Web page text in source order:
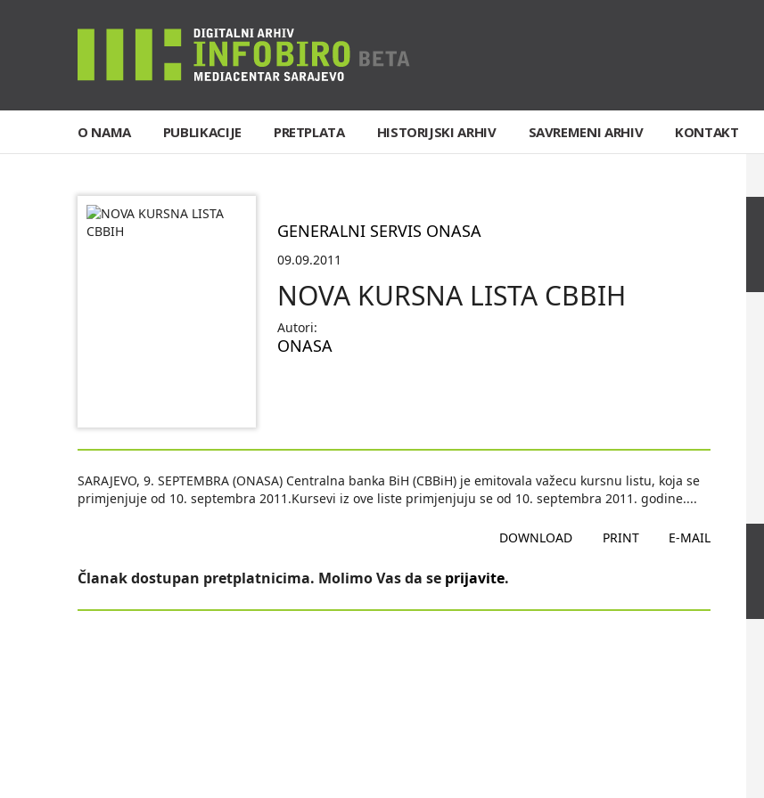
O NAMA PUBLIKACIJE PRETPLATA HISTORIJSKI ARHIV SAVREMENI ARHIV KONTAKT
GENERALNI SERVIS ONASA
09.09.2011
NOVA KURSNA LISTA CBBIH
Autori:
ONASA
SARAJEVO, 9. SEPTEMBRA (ONASA) Centralna banka BiH (CBBiH) je emitovala važecu kursnu listu, koja se
primjenjuje od 10. septembra 2011.Kursevi iz ove liste primjenjuju se od 10. septembra 2011. godine....
DOWNLOAD PRINT E-MAIL
Članak dostupan pretplatnicima. Molimo Vas da se prijavite.